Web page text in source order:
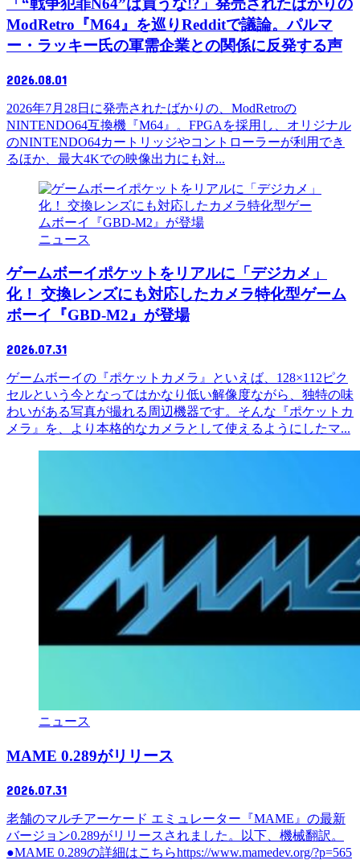
「“戦争犯罪N64”は買うな!?」発売されたばかりの
ModRetro『M64』を巡りRedditで議論。パルマ
ー・ラッキー氏の軍需企業との関係に反発する声
2026.08.01
2026年7月28日に発売されたばかりの、ModRetroの
NINTENDO64互換機『M64』。FPGAを採用し、オリジナル
のNINTENDO64カートリッジやコントローラーが利用でき
るほか、最大4Kでの映像出力にも対...
ニュース
ゲームボーイポケットをリアルに「デジカメ」
化！ 交換レンズにも対応したカメラ特化型ゲーム
ボーイ『GBD-M2』が登場
2026.07.31
ゲームボーイの『ポケットカメラ』といえば、128×112ピク
セルという今となってはかなり低い解像度ながら、独特の味
わいがある写真が撮れる周辺機器です。そんな『ポケットカ
メラ』を、より本格的なカメラとして使えるようにしたマ...
ニュース
MAME 0.289がリリース
2026.07.31
老舗のマルチアーケード エミュレーター『MAME』の最新
バージョン0.289がリリースされました。以下、機械翻訳。
●MAME 0.289の詳細はこちらhttps://www.mamedev.org/?p=565